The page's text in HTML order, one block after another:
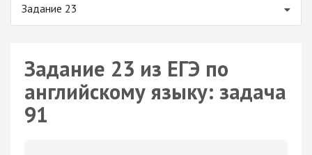
Задание 23
Задание 23 из ЕГЭ по
английскому языку: задача
91